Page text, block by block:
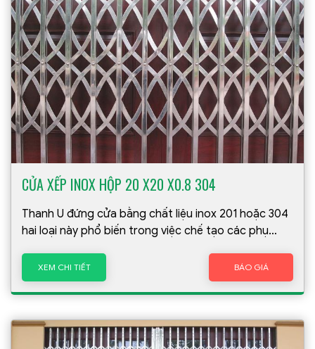
CỬA XẾP INOX HỘP 20 X20 X0.8 304
Thanh U đứng cửa bằng chất liệu inox 201 hoặc 304
hai loại này phổ biến trong việc chế tạo các phụ
2 loại khác nhau nên inox 304 có phần vượt trội hơn
inox 201 nên giá thành cao hơn
XEM CHI TIẾT BÁO GIÁ